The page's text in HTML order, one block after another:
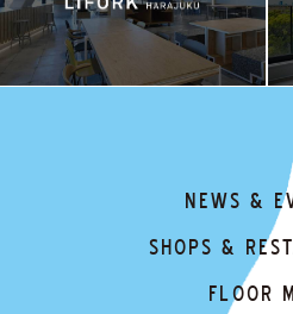
NEWS &
SHOPS &
FLOOR